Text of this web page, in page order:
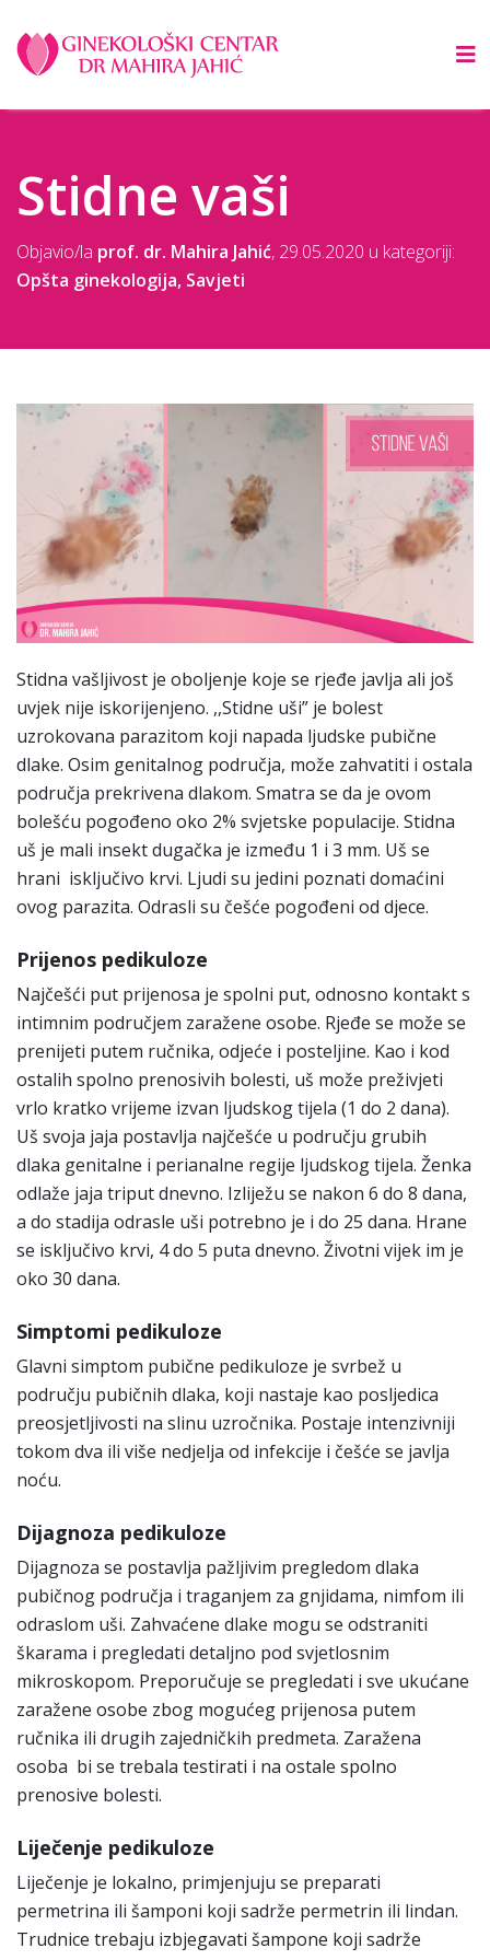
Stidne vaši
Objavio/la prof. dr. Mahira Jahić, 29.05.2020 u kategoriji:
Opšta ginekologija, Savjeti
Stidna vašljivost je oboljenje koje se rjeđe javlja ali još
uvjek nije iskorijenjeno. ,,Stidne uši” je bolest
uzrokovana parazitom koji napada ljudske pubične
dlake. Osim genitalnog područja, može zahvatiti i ostala
područja prekrivena dlakom. Smatra se da je ovom
bolešću pogođeno oko 2% svjetske populacije. Stidna
uš je mali insekt dugačka je između 1 i 3 mm. Uš se
hrani isključivo krvi. Ljudi su jedini poznati domaćini
ovog parazita. Odrasli su češće pogođeni od djece.
Prijenos pedikuloze
Najčešći put prijenosa je spolni put, odnosno kontakt s
intimnim područjem zaražene osobe. Rjeđe se može se
prenijeti putem ručnika, odjeće i posteljine. Kao i kod
ostalih spolno prenosivih bolesti, uš može preživjeti
vrlo kratko vrijeme izvan ljudskog tijela (1 do 2 dana).
Uš svoja jaja postavlja najčešće u području grubih
dlaka genitalne i perianalne regije ljudskog tijela. Ženka
odlaže jaja triput dnevno. Izliježu se nakon 6 do 8 dana,
a do stadija odrasle uši potrebno je i do 25 dana. Hrane
se isključivo krvi, 4 do 5 puta dnevno. Životni vijek im je
oko 30 dana.
Simptomi pedikuloze
Glavni simptom pubične pedikuloze je svrbež u
području pubičnih dlaka, koji nastaje kao posljedica
preosjetljivosti na slinu uzročnika. Postaje intenzivniji
tokom dva ili više nedjelja od infekcije i češće se javlja
noću.
Dijagnoza pedikuloze
Dijagnoza se postavlja pažljivim pregledom dlaka
pubičnog područja i traganjem za gnjidama, nimfom ili
odraslom uši. Zahvaćene dlake mogu se odstraniti
škarama i pregledati detaljno pod svjetlosnim
mikroskopom. Preporučuje se pregledati i sve ukućane
zaražene osobe zbog mogućeg prijenosa putem
ručnika ili drugih zajedničkih predmeta. Zaražena
osoba bi se trebala testirati i na ostale spolno
prenosive bolesti.
Liječenje pedikuloze
Liječenje je lokalno, primjenjuju se preparati
permetrina ili šamponi koji sadrže permetrin ili lindan.
Trudnice trebaju izbjegavati šampone koji sadrže